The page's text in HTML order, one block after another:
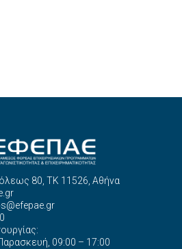
80, ΤΚ 11526, Αθήνα
09:00 – 17:00